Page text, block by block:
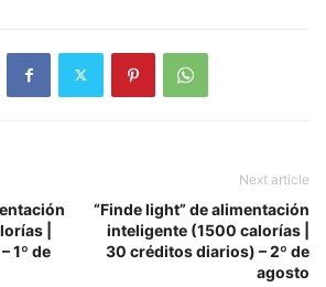
|
1º de
Next article
“Finde light” de alimentación
inteligente (1500 calorías |
30 créditos diarios) – 2º de
agosto